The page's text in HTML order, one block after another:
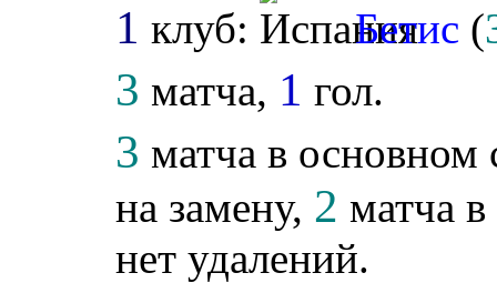
1 клуб: Бетис (
3 матча, 1 гол.
3 матча в основном
на замену, 2 матча
нет удалений.